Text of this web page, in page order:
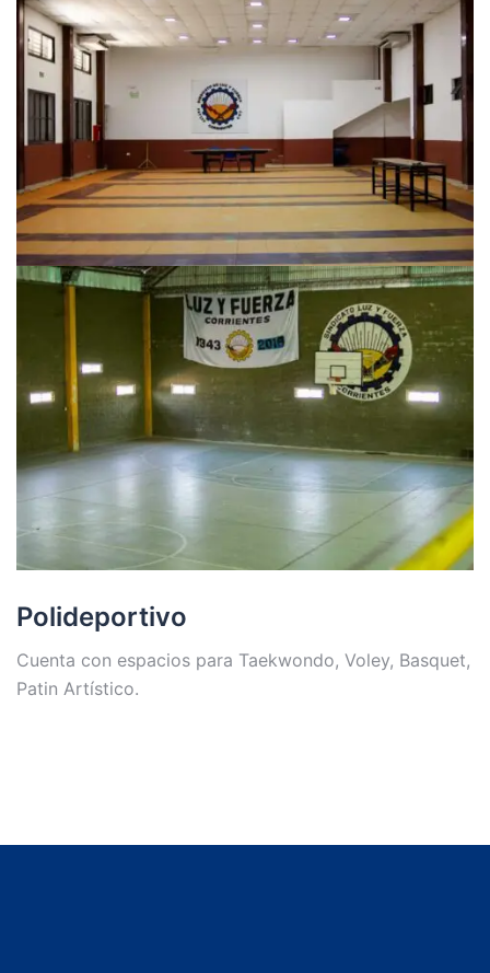
Polideportivo
Cuenta con espacios para Taekwondo, Voley, Basquet,
Patin Artístico.